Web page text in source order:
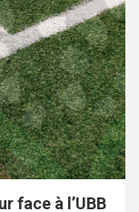
face à l’UBB